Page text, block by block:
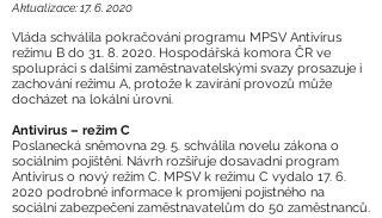
Aktualizace:17. 6. 2020
Vláda schválila pokračování programu MPSV Antivirus
režimu B do 31. 8. 2020. Hospodářská komora ČR ve
spolupráci s dalšími zaměstnavatelskými svazy prosazuje i
zachování režimu A, protože k zavírání provozů může
docházet na lokální úrovni.
Antivirus – režim C
Poslanecká sněmovna 29. 5. schválila novelu zákona o
sociálním pojištění. Návrh rozšiřuje dosavadní program
Antivirus o nový režim C. MPSV k režimu C vydalo 17. 6.
2020 podrobné informace k promíjení pojistného na
sociální zabezpečení zaměstnavatelům do 50 zaměstnanců.